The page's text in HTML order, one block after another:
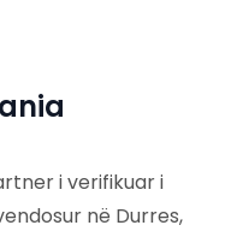
i verifikuar i
në Durres,